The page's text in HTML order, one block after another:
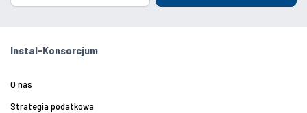
Instal-Konsorcjum
O nas
Strategia podatkowa